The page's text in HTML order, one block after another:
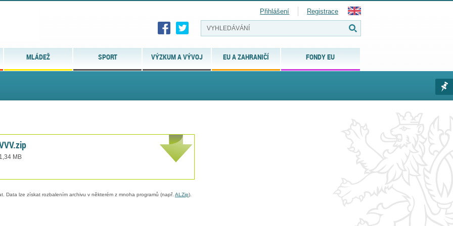
MLÁDEŽ SPORT VÝZKUM A VÝVOJ EU A ZAHRANIČÍ FONDY EU
Přihlášení Registrace
MB
Data lze získat rozbalením archivu v některém z mnoha programů (např. ALZip).